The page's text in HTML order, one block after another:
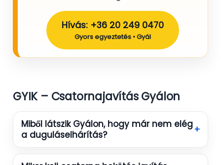
Hívás: +36 20 249 0470
Gyors egyeztetés • Gyál
GYIK – Csatornajavítás Gyálon
Miből látszik Gyálon, hogy már nem elég
a duguláselhárítás?
+